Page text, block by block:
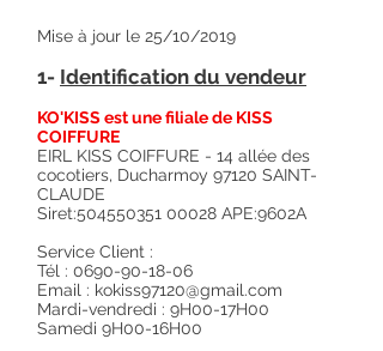
Mise à jour le 25/10/2019
1- Identification du vendeur
KO'KISS est une filiale de KISS
COIFFURE
EIRL KISS COIFFURE - 14 allée des
cocotiers, Ducharmoy 97120 SAINT-
CLAUDE
Siret:504550351 00028 APE:9602A
Service Client :
Tél : 0690-90-18-06
Email : kokiss97120@gmail.com
Mardi-vendredi : 9H00-17H00
Samedi 9H00-16H00